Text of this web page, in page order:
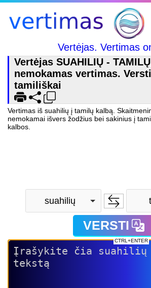
Vertėjas. Vertimas
Vertėjas SUAHILIŲ -
nemokamas vertimas.
tamiliškai
Vertimas iš suahilių į tamilų kalbą.
nemokamai išvers žodžius bei sakinius į
kalbos.
suahilių
VERSTI
CTRL+ENTER